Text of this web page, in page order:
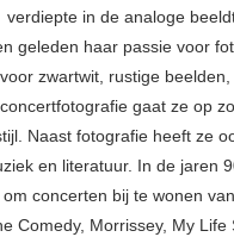
verdiepte in de analoge
geleden haar passie voor
zwartwit, rustige
gaat ze op
Naast fotografie heeft ze
en literatuur. In de jaren
concerten bij te wonen
Comedy, Morrissey, My Life